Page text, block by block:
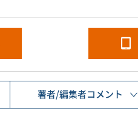
著者/編集者コメント